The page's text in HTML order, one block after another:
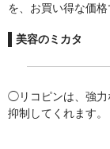
を、お買い得な価
美容のミカタ
◯リコピンは、強力
抑制してくれます。